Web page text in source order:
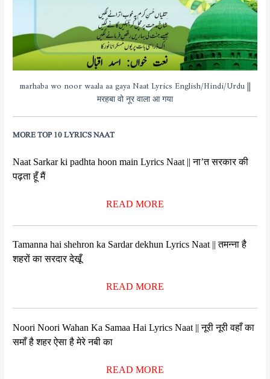
marhaba wo noor waala aa gaya Naat Lyrics English/Hindi/Urdu ||
मरहबा वो नूर वाला आ गया
MORE TOP 10 LYRICS NAAT
Naat Sarkar ki padhta hoon main Lyrics Naat || ना’त सरकार की
पढ़ता हूँ मैं
READ MORE
Tamanna hai shehron ka Sardar dekhun Lyrics Naat || तमन्ना है
शहरों का सरदार देखूँ
READ MORE
Noori Noori Wahan Ka Samaa Hai Lyrics Naat || नूरी नूरी वहाँ का
समाँ है शहर ऐसा है मेरे नबी का
READ MORE